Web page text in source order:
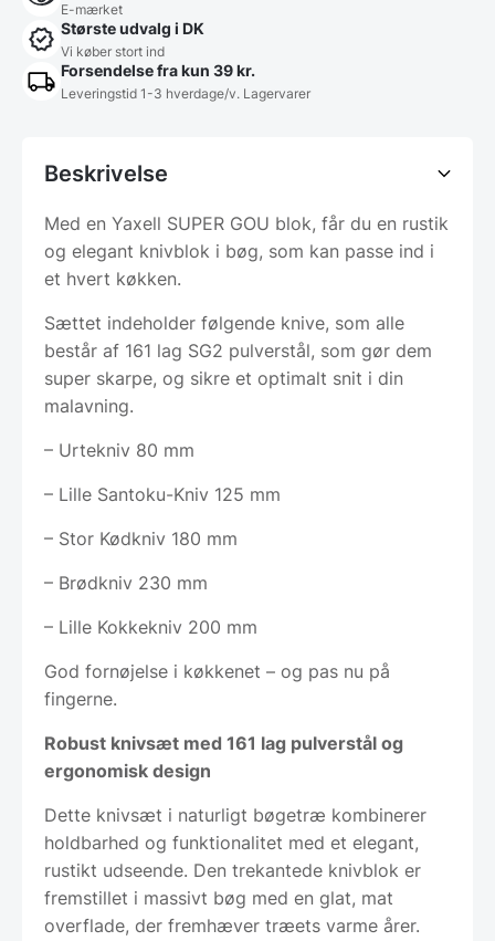
E-mærket
Største udvalg i DK
Vi køber stort ind
Forsendelse fra kun 39 kr.
Leveringstid 1-3 hverdage/v. Lagervarer
Beskrivelse
Med en Yaxell SUPER GOU blok, får du en rustik
og elegant knivblok i bøg, som kan passe ind i
et hvert køkken.
Sættet indeholder følgende knive, som alle
består af 161 lag SG2 pulverstål, som gør dem
super skarpe, og sikre et optimalt snit i din
malavning.
– Urtekniv 80 mm
– Lille Santoku-Kniv 125 mm
– Stor Kødkniv 180 mm
– Brødkniv 230 mm
– Lille Kokkekniv 200 mm
God fornøjelse i køkkenet – og pas nu på
fingerne.
Robust knivsæt med 161 lag pulverstål og
ergonomisk design
Dette knivsæt i naturligt bøgetræ kombinerer
holdbarhed og funktionalitet med et elegant,
rustikt udseende. Den trekantede knivblok er
fremstillet i massivt bøg med en glat, mat
overflade, der fremhæver træets varme årer.